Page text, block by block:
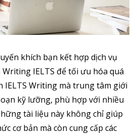
khích bạn kết hợp dịch vụ
Writing IELTS để tối ưu hóa quá
IELTS Writing mà trung tâm giới
kỹ lưỡng, phù hợp với nhiều
tài liệu này không chỉ giúp
cơ bản mà còn cung cấp các